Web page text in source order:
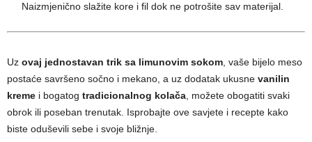
Naizmjenično slažite kore i fil dok ne potrošite sav materijal.
Uz ovaj jednostavan trik sa limunovim sokom , vaše bijelo meso
postaće savršeno sočno i mekano, a uz dodatak ukusne vanilin
kreme i bogatog tradicionalnog kolača , možete obogatiti svaki
obrok ili poseban trenutak. Isprobajte ove savjete i recepte kako
biste oduševili sebe i svoje bližnje.